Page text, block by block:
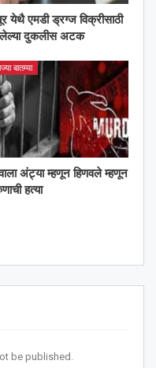
येथै एमडी ड्रग्ज विक्रीसाठी
दुकलीस अटक
बातम्या
अंट्या म्हणून हिणवले म्हणून
हत्या
be published.